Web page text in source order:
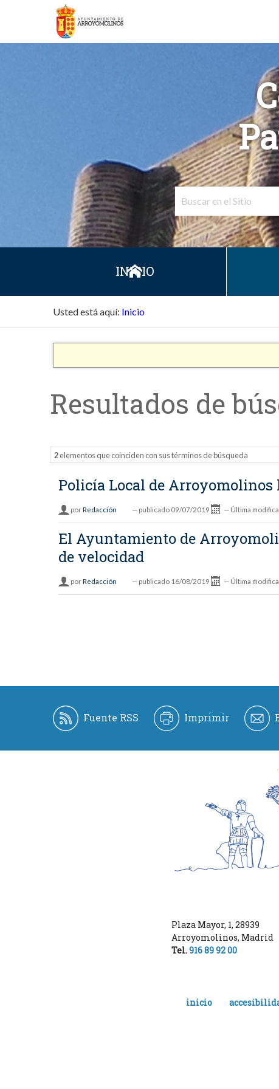
INICIO
Usted está aquí: Inicio
Resultados de
2elementos que coinciden con sus términos de búsqueda
Policía Local de Arroyomolinos
porRedacción — publicado09/07/2019 — Última
El Ayuntamiento de
de velocidad
porRedacción — publicado16/08/2019 — Última
Fuente RSS Imprimir
Plaza Mayor, 1, 28939
Arroyomolinos, Madrid
Tel.916 89 92 00
inicio